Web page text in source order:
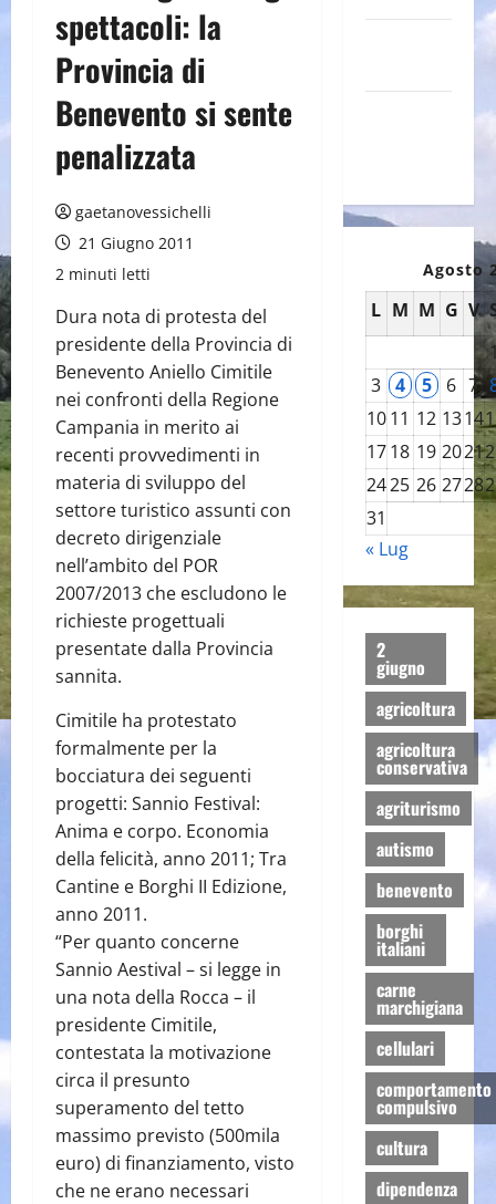
spettacoli: la
Provincia di
Benevento si sente
penalizzata
gaetanovessichelli
21 Giugno 2011
2 minuti letti
Dura nota di protesta del
presidente della Provincia di
Benevento Aniello Cimitile
nei confronti della Regione
Campania in merito ai
recenti provvedimenti in
materia di sviluppo del
settore turistico assunti con
decreto dirigenziale
nell’ambito del POR
2007/2013 che escludono le
richieste progettuali
presentate dalla Provincia
sannita.
Cimitile ha protestato
formalmente per la
bocciatura dei seguenti
progetti: Sannio Festival:
Anima e corpo. Economia
della felicità, anno 2011; Tra
Cantine e Borghi II Edizione,
anno 2011.
“Per quanto concerne
Sannio Aestival – si legge in
una nota della Rocca – il
presidente Cimitile,
contestata la motivazione
circa il presunto
superamento del tetto
massimo previsto (500mila
euro) di finanziamento, visto
che ne erano necessari
Agosto
L M M G V
3 4 5 6 7
10 11 12 1314
17 18 19 2021
2425 26 2728
31
« Lug
2
giugno
agricoltura
agricoltura
conservativa
agriturismo
autismo
benevento
borghi
italiani
carne
marchigiana
cellulari
comportamento
compulsivo
cultura
dipendenza